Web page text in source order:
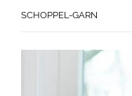
SCHOPPEL-GARN